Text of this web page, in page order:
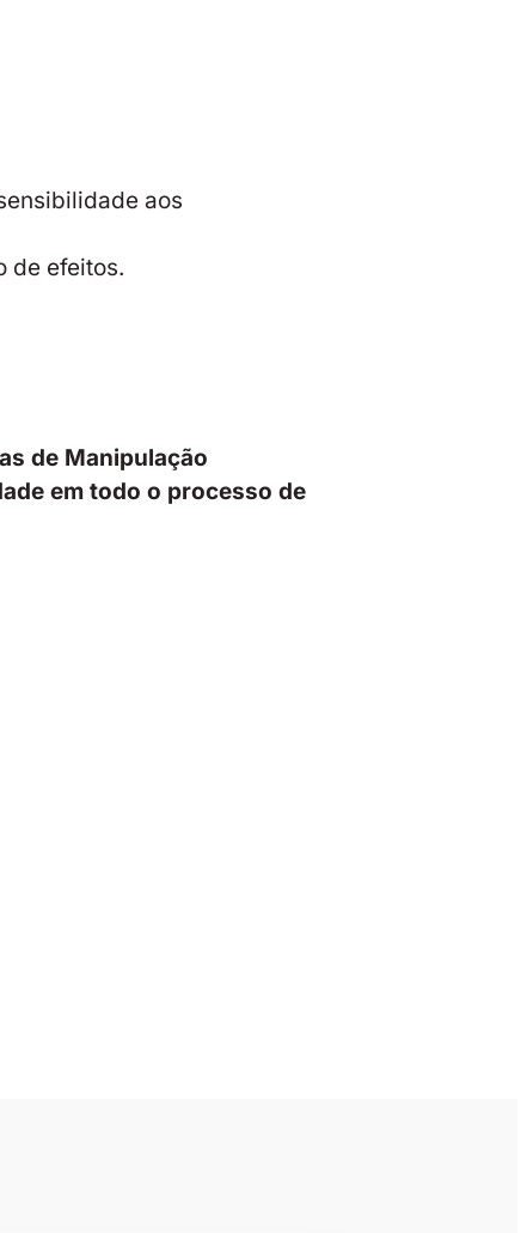
aos
de efeitos.
de Manipulação
em todo o processo de